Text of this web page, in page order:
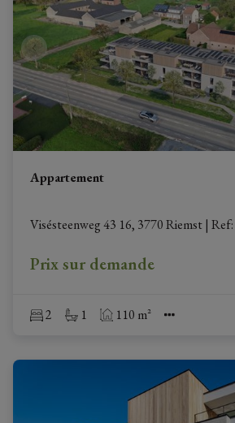
Appartement
Visésteenweg 43 16, 3770 Riemst | Ref:
Prix sur demande
2 1 110 m²